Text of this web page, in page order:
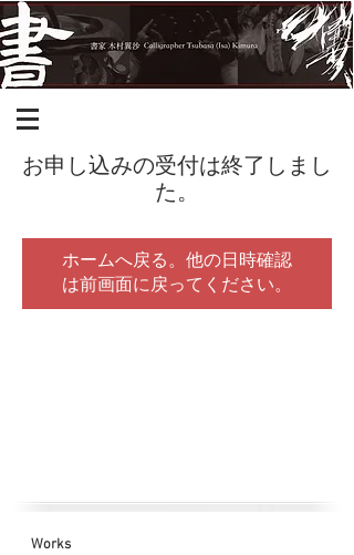
お申し込みの受付は終了しまし
た。
ホームへ戻る。他の日時確認
は前画面に戻ってください。
Works